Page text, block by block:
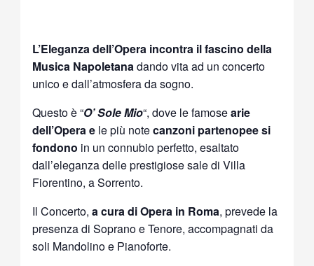
L’Eleganza dell’Opera incontra il fascino della
Musica Napoletanadando vita ad un concerto
unico e dall’atmosfera da sogno.
Questo è “O’ Sole Mio“, dove le famosearie
dell’Opera e le più notecanzoni partenopee si
fondono in un connubio perfetto, esaltato
dall’eleganza delle prestigiose sale di Villa
Fiorentino, a Sorrento.
Il Concerto,a cura di Opera in Roma, prevede la
presenza di Soprano e Tenore, accompagnati da
soli Mandolino e Pianoforte.